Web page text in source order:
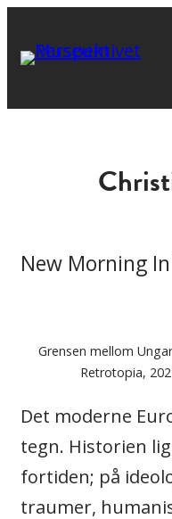
til
New Morning
Grensen mellom
Retrotopia,
Det moderne
tegn. Historien
fortiden; på
traumer,